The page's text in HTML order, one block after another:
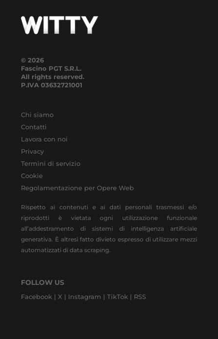
© 2026
Fascino PGT S.R.L.
All rights reserved.
P.IVA 03632721001
Chi siamo
Contatti
Lavora con noi
Privacy
Termini di servizio
Cookie
Regolamentazione per Opere Web
Rispetto ai contenuti e ai dati personali trasmessi e/o
riprodotti è vietata ogni utilizzazione funzionale
all’addestramento di sistemi di intelligenza artificiale
generativa. È altresì fatto divieto espresso di utilizzare mezzi
automatizzati di data scraping.
FOLLOW US
Facebook | X | Instagram | TikTok | RSS